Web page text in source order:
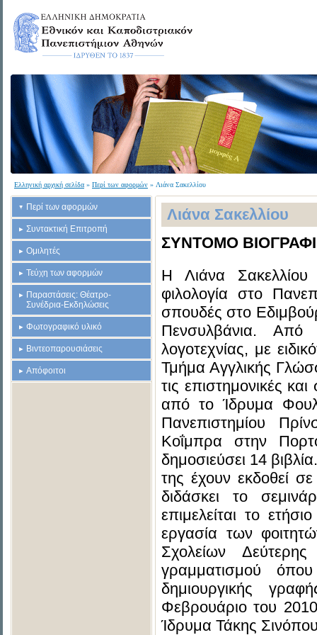
Ελληνική αρχική σελίδα » Περί των αφορμών » Λιάνα Σακελλίου
Περί των αφορμών
Συντακτική Επιτροπή
Ομιλητές
Τεύχη των αφορμών
Παραστάσεις: Θέατρο-
Συνέδρια-Εκδηλώσεις
Φωτογραφικό υλικό
Βιντεοπαρουσιάσεις
Απόφοιτοι
Λιάνα Σακελλίου
ΣΥΝΤΟΜΟ
Η Λιάνα
φιλολογία στο
σπουδές στο
Πενσυλβάνια. Από
λογοτεχνίας, με
Τμήμα Αγγλικής
τις επιστημονικές
από το Ίδρυμα
Πανεπιστημίου
Κοΐμπρα στην
δημοσιεύσει 14
της έχουν εκδοθεί
διδάσκει το
επιμελείται το
εργασία των
Σχολείων
γραμματισμού
δημιουργικής
Φεβρουάριο του
Ίδρυμα Τάκης